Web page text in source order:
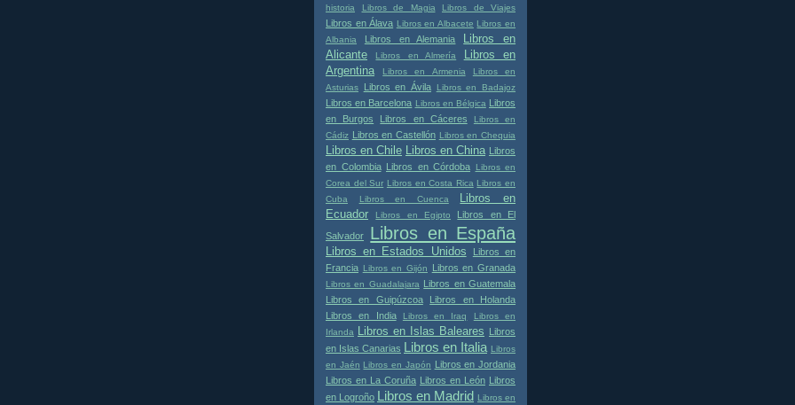
historia
Libros de Magia Libros de Viajes
Libros en Álava Libros en Albacete Libros en
Albania
Libros en Alemania
Libros en
Alicante
Libros en Almería
Libros en
Argentina
Libros en Armenia
Libros en
Asturias
Libros en Ávila Libros en Badajoz
Libros en Barcelona Libros en Bélgica Libros
en Burgos
Libros en Cáceres
Libros en
Cádiz Libros en Castellón Libros en Chequia
Libros en Chile Libros en China Libros
en Colombia Libros en Córdoba
Libros en
Corea del Sur Libros en Costa Rica Libros en
Cuba
Libros en Cuenca
Libros en
Ecuador
Libros en Egipto
Libros en El
Salvador
Libros en España
Libros en Estados Unidos
Libros en
Francia Libros en Gijón Libros en Granada
Libros en Guadalajara Libros en Guatemala
Libros en Guipúzcoa
Libros en Holanda
Libros en India
Libros en Iraq
Libros en
Irlanda
Libros en Islas Baleares Libros
en Islas Canarias Libros en Italia Libros
en Jaén Libros en Japón Libros en Jordania
Libros en La Coruña Libros en León Libros
en Logroño Libros en Madrid Libros en